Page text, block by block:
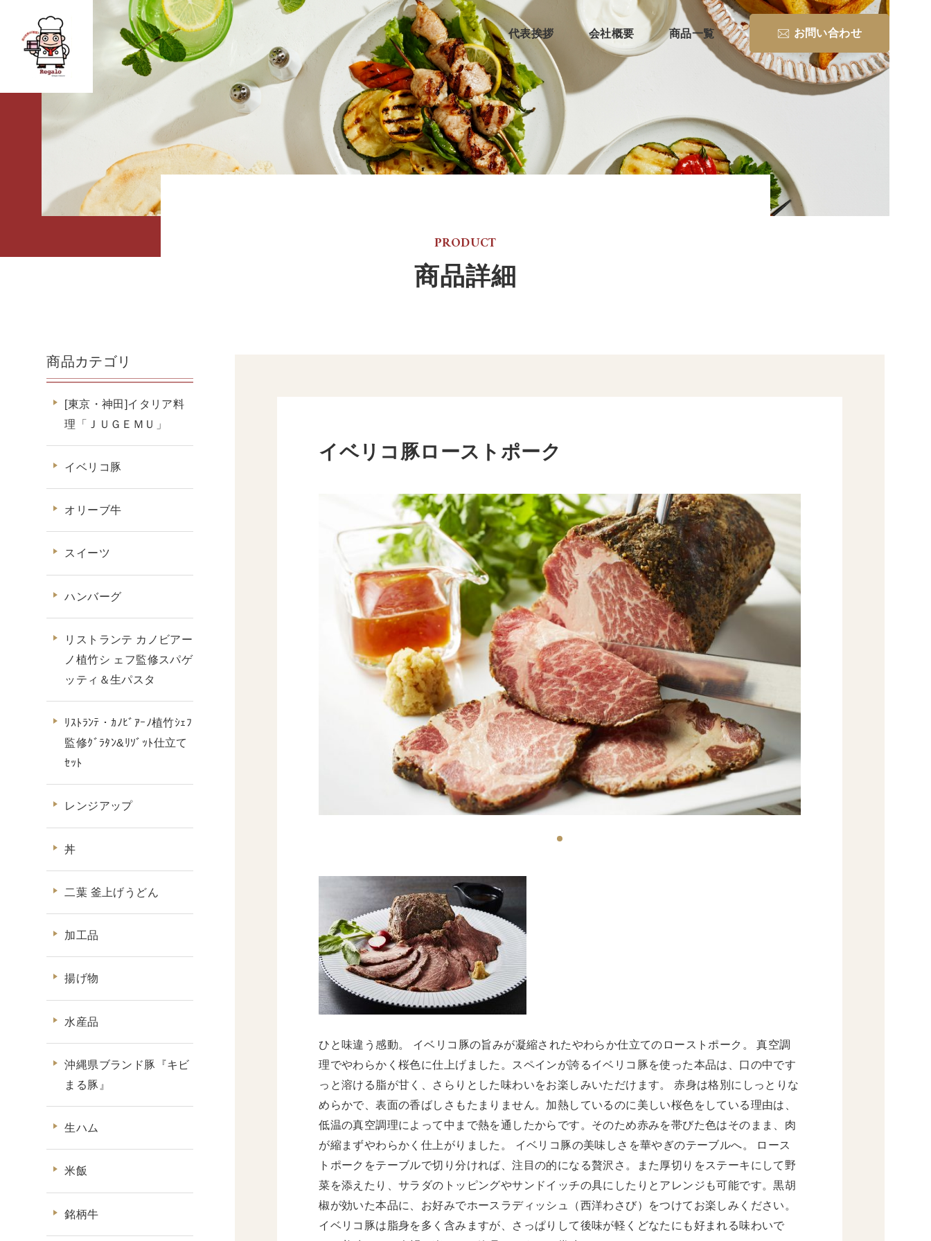
代表挨拶 会社概要 商品一覧 お問い合わせ
PRODUCT
商品詳細
商品カテゴリ
[東京・神田]イタリア料
理「ＪＵＧＥＭＵ」
イベリコ豚
オリーブ牛
スイーツ
ハンバーグ
リストランテ カノビアー
ノ植竹シ ェフ監修スパゲ
ッティ＆生パスタ
ﾘｽﾄﾗﾝﾃ・ｶﾉﾋﾞｱｰﾉ植竹ｼｪﾌ
監修ｸﾞﾗﾀﾝ&ﾘｿﾞｯﾄ仕立て
ｾｯﾄ
レンジアップ
丼
二葉 釜上げうどん
加工品
揚げ物
水産品
沖縄県ブランド豚『キビ
まる豚』
生ハム
米飯
銘柄牛
イベリコ豚ローストポーク
ひと味違う感動。 イベリコ豚の旨みが凝縮されたやわらか仕立てのローストポーク。 真空調
理でやわらかく桜色に仕上げました。スペインが誇るイベリコ豚を使った本品は、口の中です
っと溶ける脂が甘く、さらりとした味わいをお楽しみいただけます。 赤身は格別にしっとりな
めらかで、表面の香ばしさもたまりません。加熱しているのに美しい桜色をしている理由は、
低温の真空調理によって中まで熱を通したからです。そのため赤みを帯びた色はそのまま、肉
が縮まずやわらかく仕上がりました。 イベリコ豚の美味しさを華やぎのテーブルへ。 ロース
トポークをテーブルで切り分ければ、注目の的になる贅沢さ。また厚切りをステーキにして野
菜を添えたり、サラダのトッピングやサンドイッチの具にしたりとアレンジも可能です。黒胡
椒が効いた本品に、お好みでホースラディッシュ（西洋わさび）をつけてお楽しみください。
イベリコ豚は脂身を多く含みますが、さっぱりして後味が軽くどなたにも好まれる味わいで